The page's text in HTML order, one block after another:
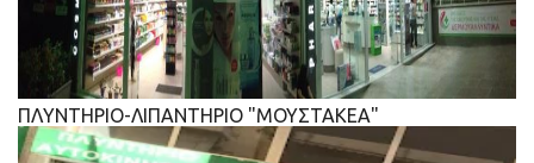
ΠΛΥΝΤΗΡΙΟ-ΛΙΠΑΝΤΗΡΙΟ "ΜΟΥΣΤΑΚΕΑ"